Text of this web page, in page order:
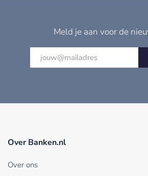
Meld je aan voor de
Over Banken.nl
Over ons